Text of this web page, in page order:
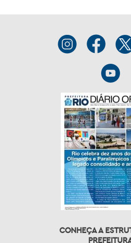
CONHEÇA A